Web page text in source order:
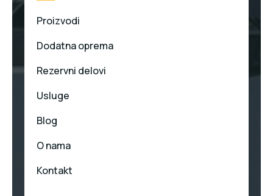
Proizvodi
Dodatna oprema
Rezervni delovi
Usluge
Blog
O nama
Kontakt